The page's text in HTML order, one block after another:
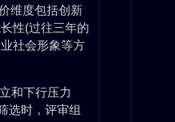
维度包括创新
性(过往三年的
社会形象等方
和下行压力
选时，评审组